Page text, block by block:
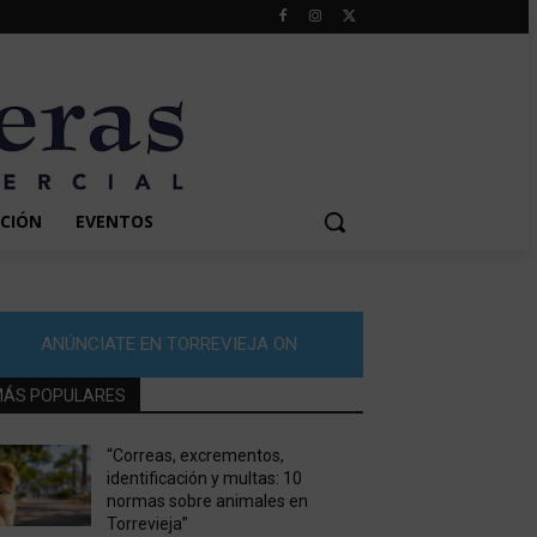
EVENTOS
ANÚNCIATE EN TORREVIEJA ON
POPULARES
“Correas, excrementos,
identificación y multas: 10
normas sobre animales en
Torrevieja”